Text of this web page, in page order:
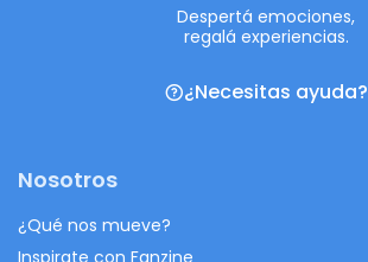
Despertá emociones,
regalá experiencias.
¿Necesitas ayuda?
Nosotros
¿Qué nos mueve?
Inspirate con Fanzine